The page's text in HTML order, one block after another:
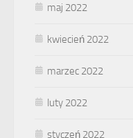
maj 2022
kwiecień 2022
marzec 2022
luty 2022
styczeń 2022